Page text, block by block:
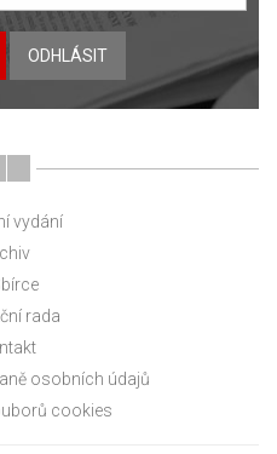
ODHLÁSIT
vydání
rada
osobních údajů
cookies